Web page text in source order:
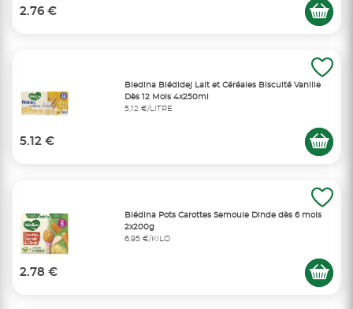
2.76 €
Bledina Blédidej Lait et Céréales Biscuité Vanille
Dès 12 Mois 4x250ml
5,12 €/LITRE
5.12 €
Blédina Pots Carottes Semoule Dinde dès 6 mois
2x200g
6,95 €/KILO
2.78 €